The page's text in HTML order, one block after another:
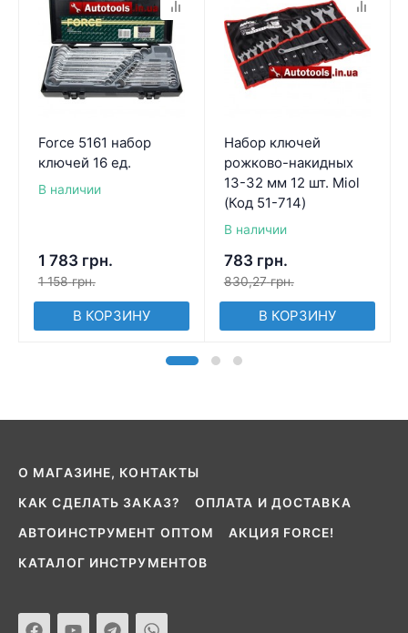
Force 5161 набор
ключей 16 ед.
В наличии
1 783 грн.
1 158 грн.
В КОРЗИНУ
Набор ключей
рожково-накидных
13-32 мм 12 шт. Miol
(Код 51-714)
В наличии
783 грн.
830,27 грн.
В КОРЗИНУ
О МАГАЗИНЕ, КОНТАКТЫ
КАК СДЕЛАТЬ ЗАКАЗ? ОПЛАТА И ДОСТАВКА
АВТОИНСТРУМЕНТ ОПТОМ АКЦИЯ FORCE!
КАТАЛОГ ИНСТРУМЕНТОВ